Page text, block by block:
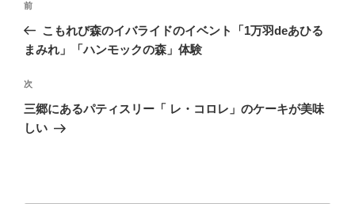
ナ
ゲ
ー
シ
前
の
投
前
こもれび森のイバライドのイベント「1万羽deあひる
まみれ」「ハンモックの森」体験
次
の
投
次
三郷にあるパティスリー「 レ・コロレ」のケーキが美味
しい